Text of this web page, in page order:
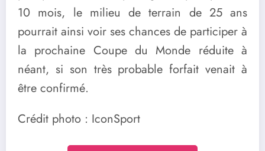
10 mois, le milieu de terrain de 25 ans
pourrait ainsi voir ses chances de participer à
la prochaine Coupe du Monde réduite à
néant, si son très probable forfait venait à
être confirmé.
Crédit photo : IconSport